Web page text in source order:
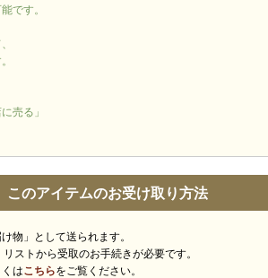
です。
売る」
このアイテムのお受け取り方法
物」として送られます。
ストから受取のお手続きが必要です。
はこちらをご覧ください。